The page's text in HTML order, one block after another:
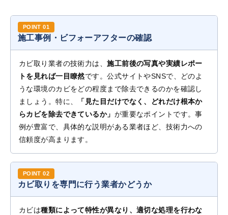
施工事例・ビフォーアフターの確認
カビ取り業者の技術力は、施工前後の写真や実績レポー
トを見れば一目瞭然です。公式サイトやSNSで、どのよ
うな環境のカビをどの程度まで除去できるのかを確認し
ましょう。特に、
「見た目だけでなく、どれだけ根本か
らカビを除去できているか」 が重要なポイントです。事
例が豊富で、具体的な説明がある業者ほど、技術力への
信頼度が高まります。
カビ取りを専門に行う業者かどうか
カビは種類によって特性が異なり、適切な処理を行わな